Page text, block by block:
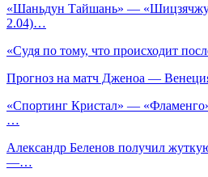
«Шаньдун Тайшань» —
2.04)…
«Судя по тому, что происходит
Прогноз на матч Дженоа —
«Спортинг Кристал» —
…
Александр Беленов получил
—…